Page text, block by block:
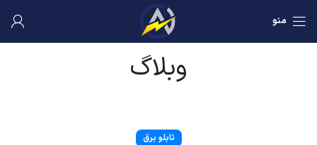
منو
وبلاگ
تابلو برق